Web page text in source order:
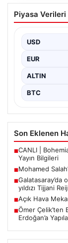
Başarı
önemli bir
hücum…
Piyasa Verileri
USD
EUR
ALTIN
BTC
Son Eklenen
■CANLI |
Yayın Bilgileri
■Mohamed
■Galatasaray’da
yıldızı Tijjani
■Açık Hava
■Ömer Çelik’ten
Erdoğan’a